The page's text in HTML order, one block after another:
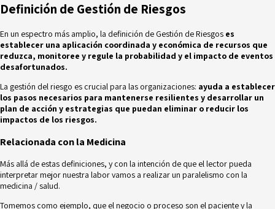
Definición de Gestión de Riesgos
En un espectro más amplio, la definición de Gestión de Riesgos es
establecer una aplicación coordinada y económica de recursos que
reduzca, monitoree y regule la probabilidad y el impacto de eventos
desafortunados.
La gestión del riesgo es crucial para las organizaciones: ayuda a establecer
los pasos necesarios para mantenerse resilientes y desarrollar un
plan de acción y estrategias que puedan eliminar o reducir los
impactos de los riesgos.
Relacionada con la Medicina
Más allá de estas definiciones, y con la intención de que el lector pueda
interpretar mejor nuestra labor vamos a realizar un paralelismo con la
medicina / salud.
Tomemos como ejemplo, que el negocio o proceso son el paciente y la